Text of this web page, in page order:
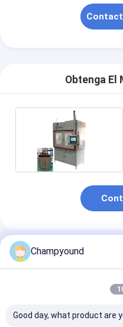
Obtenga El
Productos
Champyound
Good day, what product are